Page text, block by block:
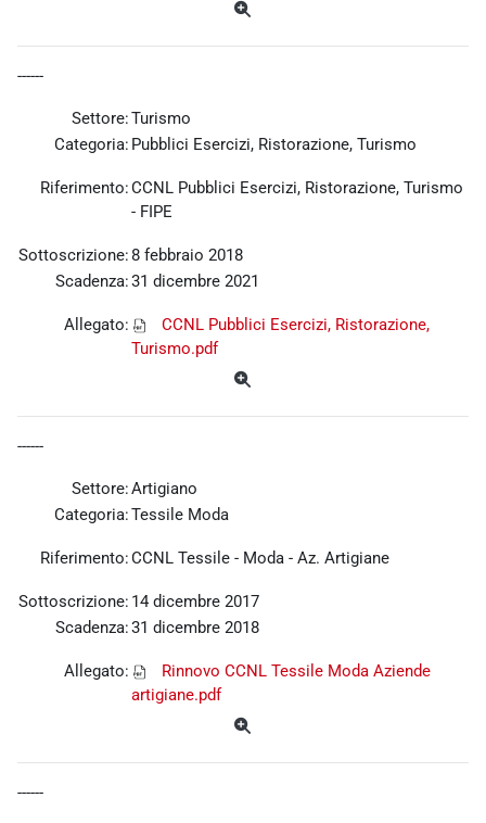
------
Settore:Turismo
Categoria: Pubblici Esercizi, Ristorazione, Turismo
Riferimento:CCNL Pubblici Esercizi, Ristorazione, Turismo
- FIPE
Sottoscrizione:8 febbraio 2018
Scadenza:31 dicembre 2021
Allegato:
CCNL Pubblici Esercizi, Ristorazione,
Turismo.pdf
------
Settore:Artigiano
Categoria:Tessile Moda
Riferimento:CCNL Tessile - Moda - Az. Artigiane
Sottoscrizione: 14 dicembre 2017
Scadenza:31 dicembre 2018
Allegato:
Rinnovo CCNL Tessile Moda Aziende
artigiane.pdf
------